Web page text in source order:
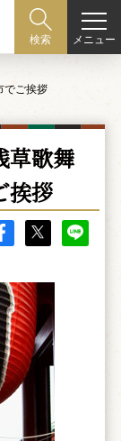
検索 メニュー
でご挨拶
草歌舞
挨拶